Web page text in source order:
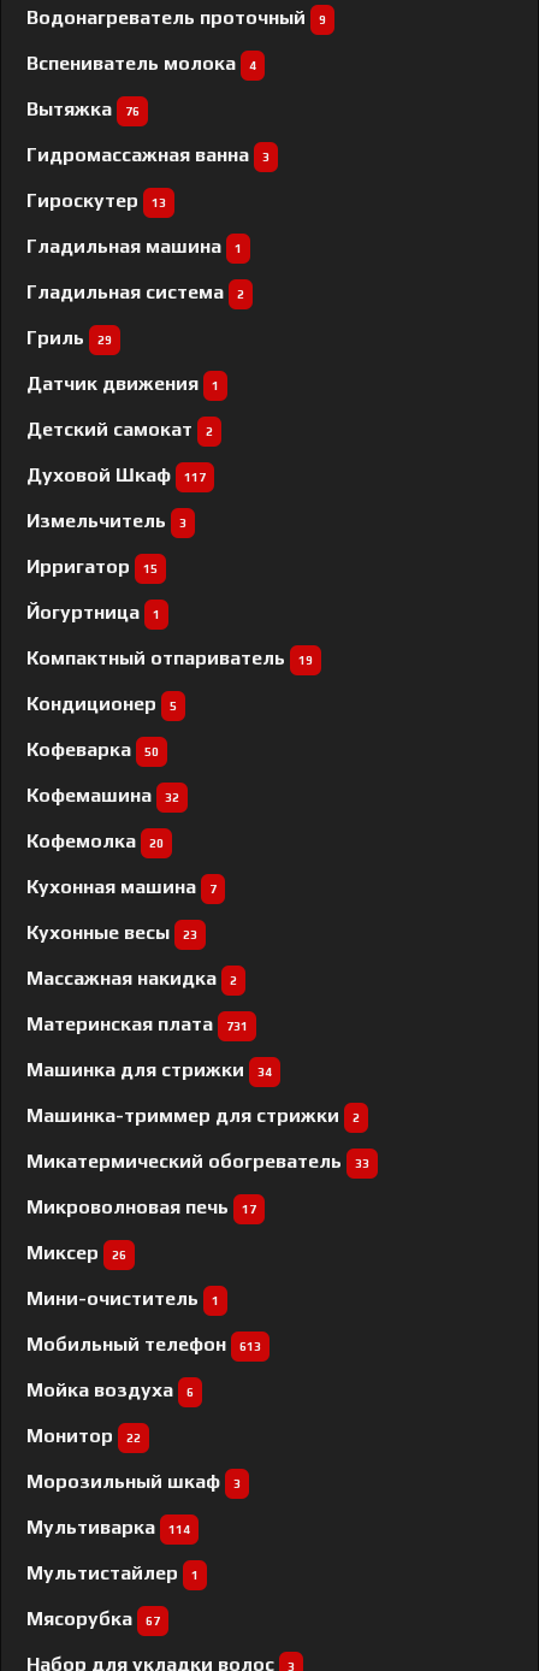
Водонагреватель проточный 9
Вспениватель молока 4
Вытяжка 76
Гидромассажная ванна 3
Гироскутер 13
Гладильная машина 1
Гладильная система 2
Гриль 29
Датчик движения 1
Детский самокат 2
Духовой Шкаф 117
Измельчитель 3
Ирригатор 15
Йогуртница 1
Компактный отпариватель 19
Кондиционер 5
Кофеварка 50
Кофемашина 32
Кофемолка 20
Кухонная машина 7
Кухонные весы 23
Массажная накидка 2
Материнская плата 731
Машинка для стрижки 34
Машинка-триммер для стрижки 2
Микатермический обогреватель 33
Микроволновая печь 17
Миксер 26
Мини-очиститель 1
Мобильный телефон 613
Мойка воздуха 6
Монитор 22
Морозильный шкаф 3
Мультиварка 114
Мультистайлер 1
Мясорубка 67
Набор для укладки волос 3